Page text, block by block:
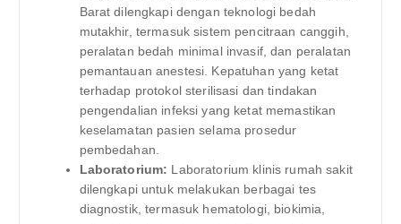
Barat dilengkapi dengan teknologi bedah
mutakhir, termasuk sistem pencitraan canggih,
peralatan bedah minimal invasif, dan peralatan
pemantauan anestesi. Kepatuhan yang ketat
terhadap protokol sterilisasi dan tindakan
pengendalian infeksi yang ketat memastikan
keselamatan pasien selama prosedur
pembedahan.
Laboratorium: Laboratorium klinis rumah sakit
dilengkapi untuk melakukan berbagai tes
diagnostik, termasuk hematologi, biokimia,